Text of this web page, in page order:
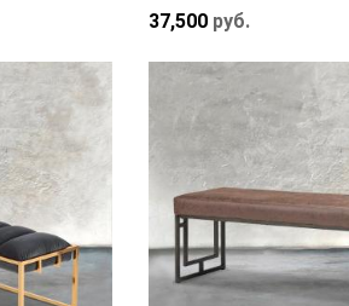
37,500руб.